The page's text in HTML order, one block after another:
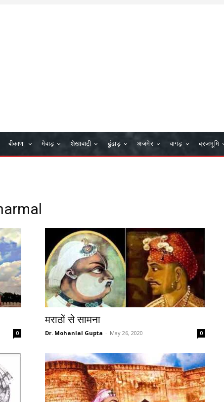
बीकाणा मेवाड़ शेखावाटी ढूंढाड़ अजमेर वागड़ ब्रजभूमि
0
मराठों से सामना
Dr. Mohanlal Gupta - May 26, 2020 0